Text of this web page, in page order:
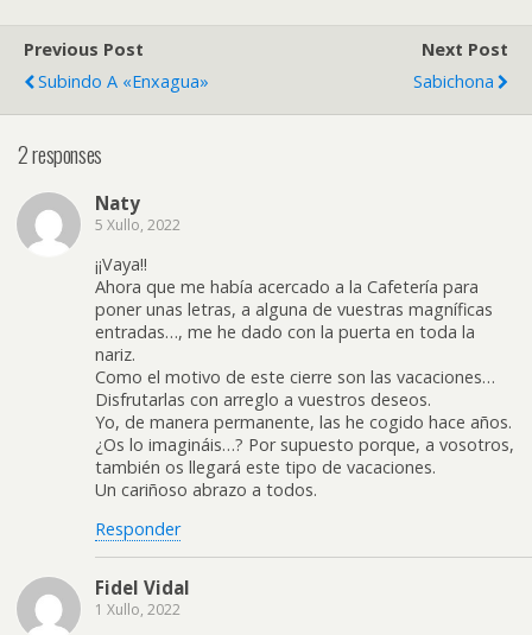
Previous Post
Subindo A «enxagua»
Next Post
Sabichona
2 responses
Naty
5 Xullo, 2022
¡¡Vaya!!
Ahora que me había acercado a la Cafetería para
poner unas letras, a alguna de vuestras magníficas
entradas…, me he dado con la puerta en toda la
nariz.
Como el motivo de este cierre son las vacaciones…
Disfrutarlas con arreglo a vuestros deseos.
Yo, de manera permanente, las he cogido hace años.
¿Os lo imagináis…? Por supuesto porque, a vosotros,
también os llegará este tipo de vacaciones.
Un cariñoso abrazo a todos.
Responder
Fidel Vidal
1 Xullo, 2022